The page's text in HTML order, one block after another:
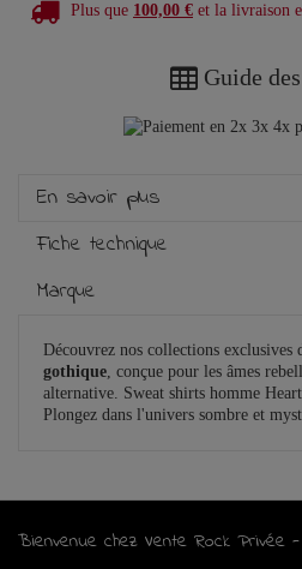
Plus que 100,00 € et la livraison
Guide
En savoir plus
Fiche technique
Marque
Découvrez nos collections exclusives
gothique, conçue pour les âmes
alternative. Sweat shirts homme
Plongez dans l'univers sombre et
Bienvenue chez Vente Rock Privée